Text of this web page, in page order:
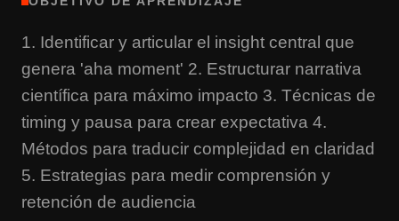
1. Identificar y articular el insight central que
genera 'aha moment' 2. Estructurar narrativa
científica para máximo impacto 3. Técnicas de
timing y pausa para crear expectativa 4.
Métodos para traducir complejidad en claridad
5. Estrategias para medir comprensión y
retención de audiencia